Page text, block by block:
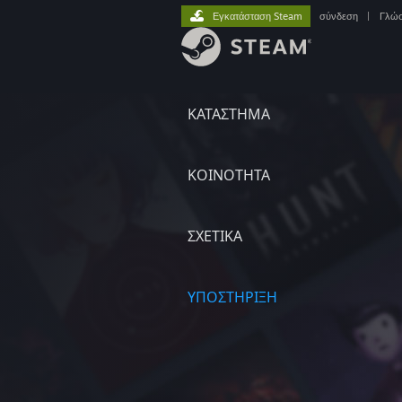
ΚΑΤΑΣΤΗΜΑ
ΚΟΙΝΟΤΗΤΑ
ΣΧΕΤΙΚΆ
ΥΠΟΣΤΗΡΙΞΗ
Εγκατάσταση Steam σύνδεση